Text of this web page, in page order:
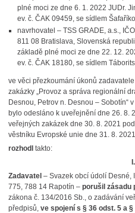
plné moci ze dne 6. 1. 2022 JUDr.
ev. č. ČAK 09459, se sídlem
navrhovatel – TSS GRADE, a.s.,
811 08 Bratislava, Slovenská
základě plné moci ze dne 22. 12.
ev. č. ČAK 18180, se sídlem
ve věci přezkoumání úkonů
zakázky „Provoz a správa regionální
Desnou, Petrov n. Desnou – Sobotín“
bylo odesláno k uveřejnění dne 26. 8.
veřejných zakázek dne 30. 8. 2021
věstníku Evropské unie dne 31. 8.
rozhodl takto:
I.
Zadavatel – Svazek obcí údolí Desné,
775, 788 14 Rapotín – porušil zásadu
zákona č. 134/2016 Sb., o zadávání
předpisů, ve spojení s § 36 odst. 5 a